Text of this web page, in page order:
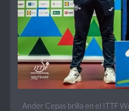
Ander Cepas brilla en el ITTF